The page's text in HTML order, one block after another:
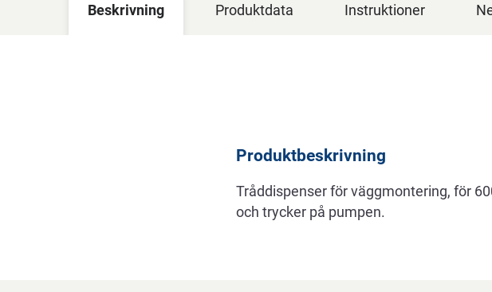
Beskrivning Produktdata Instruktioner
Produktbeskrivning
Tråddispenser för väggmontering, för
och trycker på pumpen.